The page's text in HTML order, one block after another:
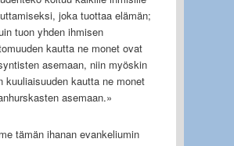
joka tuottaa elämän;
tuon yhden ihmisen
kautta ne monet ovat
asemaan, niin myöskin
kuuliaisuuden kautta ne monet
asemaan.»
tämän ihanan evankeliumin